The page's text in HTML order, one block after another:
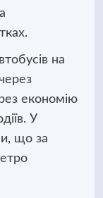
на
економію
У
що за